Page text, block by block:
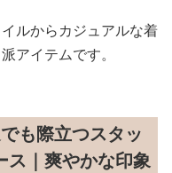
ルからカジュアルな着
アイテムです。
も際立つスタッ
ス｜爽やかな印象